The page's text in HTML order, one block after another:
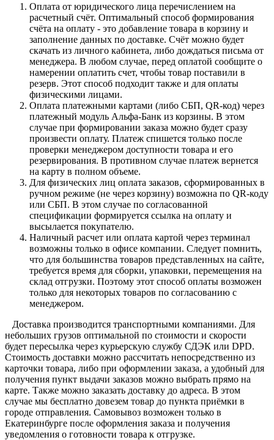
Оплата от юридического лица перечислением на
расчетный счёт. Оптимальный способ формирования
счёта на оплату - это добавление товара в корзину и
заполнение данных по доставке. Счёт можно будет
скачать из личного кабинета, либо дождаться письма от
менеджера. В любом случае, перед оплатой сообщите о
намерении оплатить счет, чтобы товар поставили в
резерв. Этот способ подходит также и для оплаты
физическими лицами.
Оплата платежными картами (либо СБП, QR-код) через
платежный модуль Альфа-Банк из корзины. В этом
случае при формировании заказа можно будет сразу
произвести оплату. Платеж спишется только после
проверки менеджером доступности товара и его
резервирования. В противном случае платеж вернется
на карту в полном объеме.
Для физических лиц оплата заказов, сформированных в
ручном режиме (не через корзину) возможна по QR-коду
или СБП. В этом случае по согласованной
спецификации формируется ссылка на оплату и
высылается покупателю.
Наличный расчет или оплата картой через терминал
возможны только в офисе компании. Следует помнить,
что для большинства товаров представленных на сайте,
требуется время для сборки, упаковки, перемещения на
склад отгрузки. Поэтому этот способ оплаты возможен
только для некоторых товаров по согласованию с
менеджером.
Доставка производится транспортными компаниями. Для
небольших грузов оптимальной по стоимости и скорости
будет пересылка через курьерскую службу СДЭК или DPD.
Стоимость доставки можно рассчитать непосредственно из
карточки товара, либо при оформлении заказа, а удобный для
получения пункт выдачи заказов можно выбрать прямо на
карте. Также можно заказать доставку до адреса. В этом
случае мы бесплатно довезем товар до пункта приёмки в
городе отправления. Самовывоз возможен только в
Екатеринбурге после оформления заказа и получения
уведомления о готовности товара к отгрузке.